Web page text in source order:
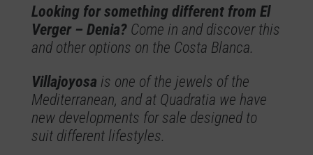
Looking for something different from El
Verger – Denia?Come in and discover this
and other options on the Costa Blanca.
Villajoyosa is one of the jewels of the
Mediterranean, and at Quadratia we have
new developments for sale designed to
suit different lifestyles.